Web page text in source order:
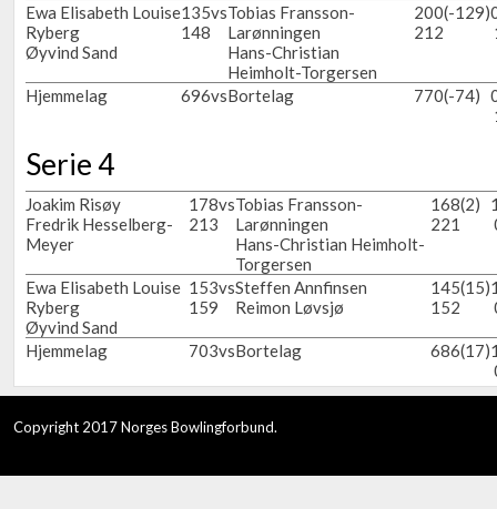
Ewa Elisabeth Louise
Ryberg
Øyvind Sand
135
148
vsTobias Fransson-
Larønningen
Hans-Christian
Heimholt-Torgersen
200
212
(-129)
Hjemmelag 696vsBortelag 770(-74)
Serie 4
Joakim Risøy
Fredrik Hesselberg-
Meyer
178
213
vsTobias Fransson-
Larønningen
Hans-Christian Heimholt-
Torgersen
168
221
(2)
Ewa Elisabeth Louise
Ryberg
Øyvind Sand
153
159
vsSteffen Annfinsen
Reimon Løvsjø
145
152
(15)
Hjemmelag 703vsBortelag 686(17)
Copyright 2017 Norges Bowlingforbund.